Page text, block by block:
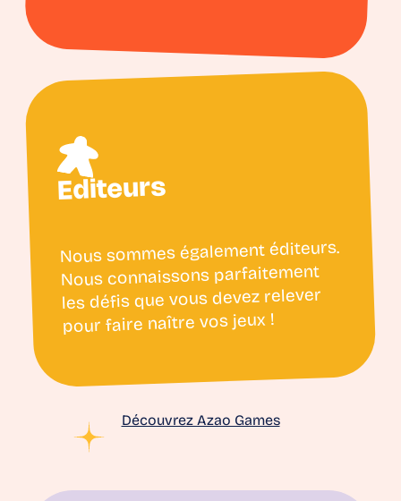
Editeurs
Nous sommes également éditeurs.
Nous connaissons parfaitement
les défis que vous devez relever
pour faire naître vos jeux !
Découvrez Azao Games